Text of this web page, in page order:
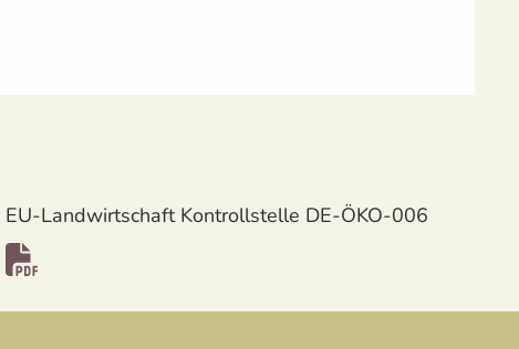
EU-Landwirtschaft Kontrollstelle DE-ÖKO-006